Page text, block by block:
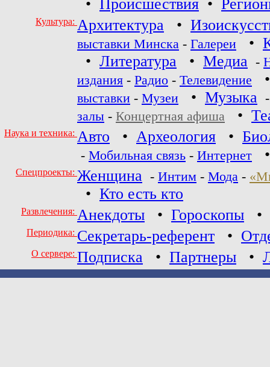
• Происшествия •
Культура: Архитектура •
выставки Минска - Галереи •
• Литература • Медиа -
издания - Радио - Телевидение
выставки - Музеи • Музыка
залы - Концертная афиша •
Наука и техника: Авто • Археология •
- Мобильная связь - Интернет
Спецпроекты: Женщина - Интим - Мода -
• Кто есть кто
Развлечения: Анекдоты • Гороскопы •
Периодика: Секретарь-референт •
О сервере: Подписка • Партнеры •